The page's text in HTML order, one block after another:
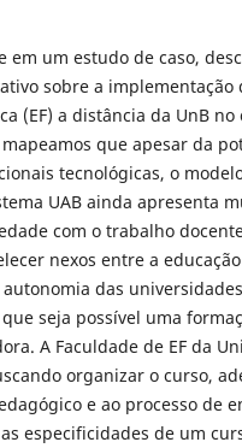
em um estudo de caso,
sobre a implementação
(EF) a distância da UnB
que apesar da
tecnológicas, o
UAB ainda apresenta
com o trabalho
nexos entre a
das
seja possível uma
A Faculdade de EF da
organizar o curso,
e ao processo de
especificidades de um